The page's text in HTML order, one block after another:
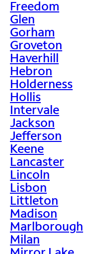
Freedom
Glen
Gorham
Groveton
Haverhill
Hebron
Holderness
Hollis
Intervale
Jackson
Jefferson
Keene
Lancaster
Lincoln
Lisbon
Littleton
Madison
Marlborough
Milan